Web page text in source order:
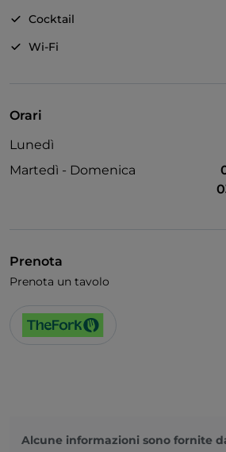
Cocktail
Wi-Fi
Orari
Lunedì
Martedì - Domenica
Prenota
Prenota un tavolo
Alcune informazioni sono fornite